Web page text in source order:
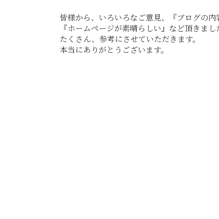
皆様から、いろいろなご意見、『ブログの内
『ホームページが素晴らしい』など頂きまし
たくさん、参考にさせていただきます。
本当にありがとうございます。